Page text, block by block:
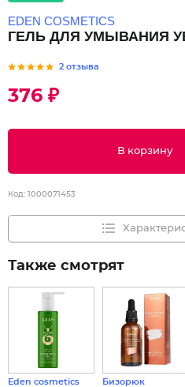
EDEN COSMETICS
ГЕЛЬ ДЛЯ УМЫВАНИЯ
2 отзыва
376 ₽
В корзину
Код: 1000071453
Также смотрят
Eden cosmetics Бизорюк